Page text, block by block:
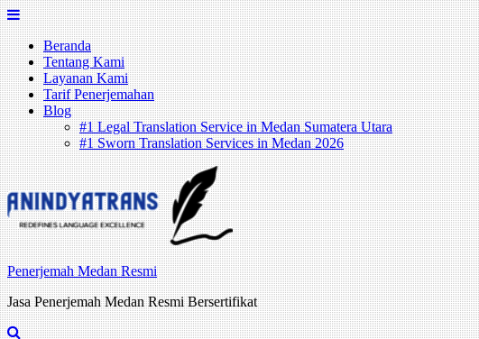
Skip
to
contentBeranda
Tentang Kami
Layanan Kami
Tarif Penerjemahan
Blog
#1 Legal Translation Service in Medan Sumatera Utara
#1 Sworn Translation Services in Medan 2026
Penerjemah Medan Resmi
Jasa Penerjemah Medan Resmi Bersertifikat